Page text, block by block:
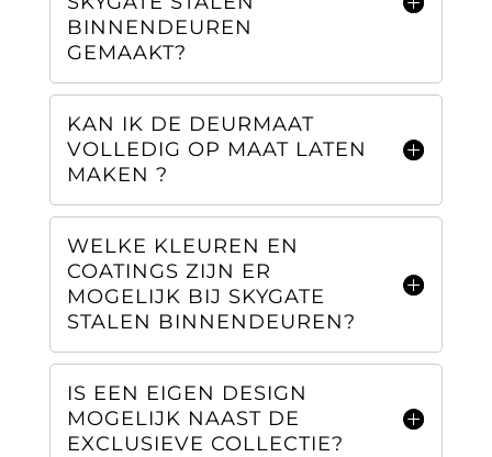
BINNENDEUREN
GEMAAKT?
KAN IK DE DEURMAAT
VOLLEDIG OP MAAT LATEN
MAKEN ?
WELKE KLEUREN EN
COATINGS ZIJN ER
MOGELIJK BIJ SKYGATE
STALEN BINNENDEUREN?
IS EEN EIGEN DESIGN
MOGELIJK NAAST DE
EXCLUSIEVE COLLECTIE?